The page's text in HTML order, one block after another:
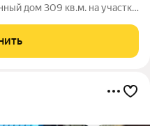
дом 309 кв.м. на участке